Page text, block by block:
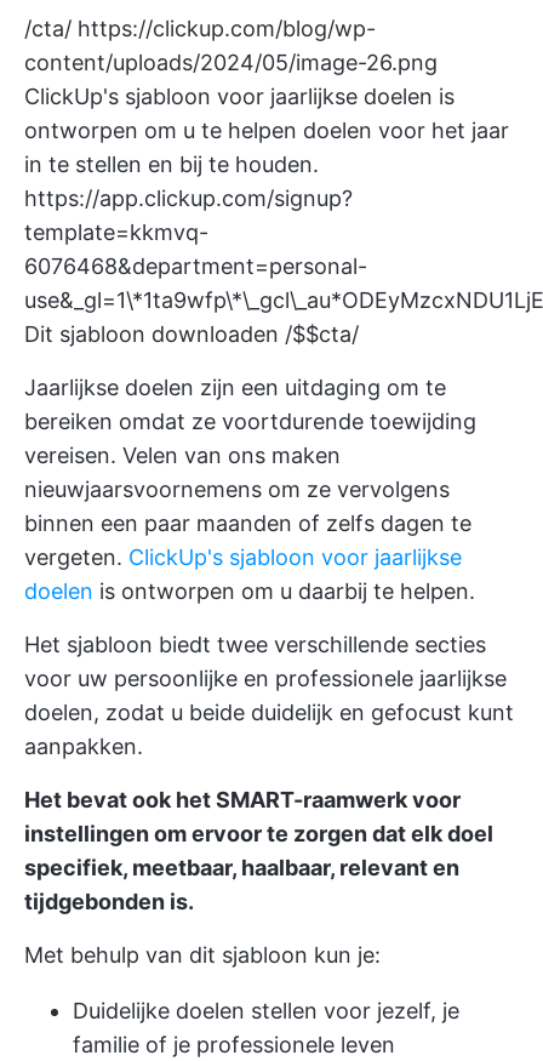
/cta/ https://clickup.com/blog/wp-
content/uploads/2024/05/image-26.png
ClickUp's sjabloon voor jaarlijkse doelen is
ontworpen om u te helpen doelen voor het jaar
in te stellen en bij te houden.
https://app.clickup.com/signup?
template=kkmvq-
6076468&department=personal-
Dit sjabloon downloaden /$$cta/
Jaarlijkse doelen zijn een uitdaging om te
bereiken omdat ze voortdurende toewijding
vereisen. Velen van ons maken
nieuwjaarsvoornemens om ze vervolgens
binnen een paar maanden of zelfs dagen te
vergeten. ClickUp's sjabloon voor jaarlijkse
doelen is ontworpen om u daarbij te helpen.
Het sjabloon biedt twee verschillende secties
voor uw persoonlijke en professionele jaarlijkse
doelen, zodat u beide duidelijk en gefocust kunt
aanpakken.
Het bevat ook het SMART-raamwerk voor
instellingen om ervoor te zorgen dat elk doel
specifiek, meetbaar, haalbaar, relevant en
tijdgebonden is.
Met behulp van dit sjabloon kun je:
Duidelijke doelen stellen voor jezelf, je
familie of je professionele leven